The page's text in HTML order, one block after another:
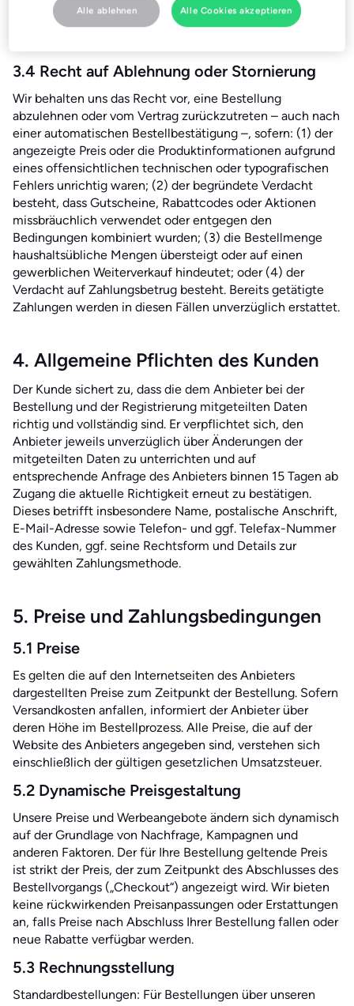
vorbehaltlich der Systemverfügbarkeit – für bis zu einer
(1) Stunde aktiv ist. Dies stellt kein vertraglich
3.4 Recht auf Ablehnung oder Stornierung
Wir behalten uns das Recht vor, eine Bestellung
abzulehnen oder vom Vertrag zurückzutreten – auch nach
einer automatischen Bestellbestätigung –, sofern: (1) der
angezeigte Preis oder die Produktinformationen aufgrund
eines offensichtlichen technischen oder typografischen
Fehlers unrichtig waren; (2) der begründete Verdacht
besteht, dass Gutscheine, Rabattcodes oder Aktionen
missbräuchlich verwendet oder entgegen den
Bedingungen kombiniert wurden; (3) die Bestellmenge
haushaltsübliche Mengen übersteigt oder auf einen
gewerblichen Weiterverkauf hindeutet; oder (4) der
Verdacht auf Zahlungsbetrug besteht. Bereits getätigte
Zahlungen werden in diesen Fällen unverzüglich erstattet.
4. Allgemeine Pflichten des Kunden
Der Kunde sichert zu, dass die dem Anbieter bei der
Bestellung und der Registrierung mitgeteilten Daten
richtig und vollständig sind. Er verpflichtet sich, den
Anbieter jeweils unverzüglich über Änderungen der
mitgeteilten Daten zu unterrichten und auf
entsprechende Anfrage des Anbieters binnen 15 Tagen ab
Zugang die aktuelle Richtigkeit erneut zu bestätigen.
Dieses betrifft insbesondere Name, postalische Anschrift,
E-Mail-Adresse sowie Telefon- und ggf. Telefax-Nummer
des Kunden, ggf. seine Rechtsform und Details zur
gewählten Zahlungsmethode.
5. Preise und Zahlungsbedingungen
5.1 Preise
Es gelten die auf den Internetseiten des Anbieters
dargestellten Preise zum Zeitpunkt der Bestellung. Sofern
Versandkosten anfallen, informiert der Anbieter über
deren Höhe im Bestellprozess. Alle Preise, die auf der
Website des Anbieters angegeben sind, verstehen sich
einschließlich der gültigen gesetzlichen Umsatzsteuer.
5.2 Dynamische Preisgestaltung
Unsere Preise und Werbeangebote ändern sich dynamisch
auf der Grundlage von Nachfrage, Kampagnen und
anderen Faktoren. Der für Ihre Bestellung geltende Preis
ist strikt der Preis, der zum Zeitpunkt des Abschlusses des
Bestellvorgangs („Checkout“) angezeigt wird. Wir bieten
keine rückwirkenden Preisanpassungen oder Erstattungen
an, falls Preise nach Abschluss Ihrer Bestellung fallen oder
neue Rabatte verfügbar werden.
5.3 Rechnungsstellung
Standardbestellungen: Für Bestellungen über unseren
Alle ablehnen Alle Cookies akzeptieren